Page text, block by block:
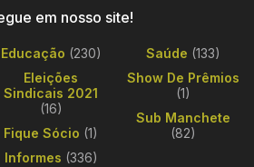
em nosso site!
Educação (230)
Eleições
Sindicais 2021
(16)
Fique Sócio (1)
Informes (336)
Saúde (133)
Show De Prêmios
(1)
Sub Manchete
(82)